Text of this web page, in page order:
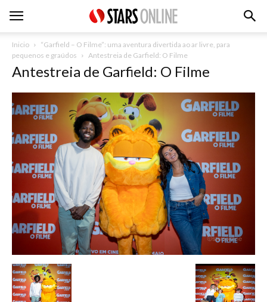
Inicio
“Garfield – O Filme”: uma aventura divertida ao ar livre, para
pequenos e graúdos
Antestreia de Garfield: O Filme
Antestreia de Garfield: O Filme